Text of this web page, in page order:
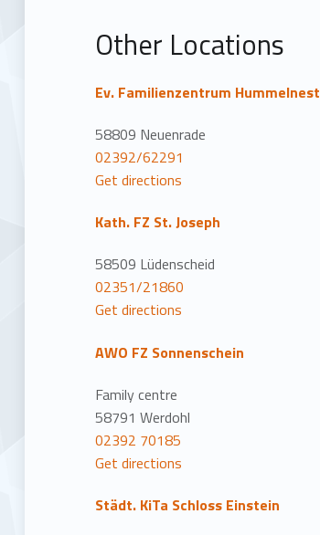
i
o
n
Other Locations
Ev. Familienzentrum Hummelnest
58809 Neuenrade
02392/62291
Get directions
Kath. FZ St. Joseph
58509 Lüdenscheid
02351/21860
Get directions
AWO FZ Sonnenschein
Family centre
58791 Werdohl
02392 70185
Get directions
Städt. KiTa Schloss Einstein